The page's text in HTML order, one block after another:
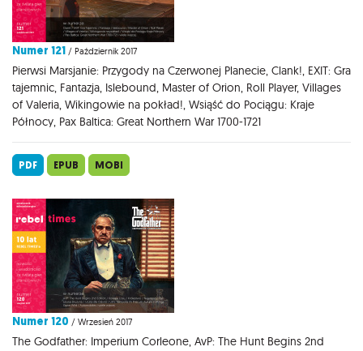
Numer 121 / Październik 2017
Pierwsi Marsjanie: Przygody na Czerwonej Planecie, Clank!, EXIT: Gra
tajemnic, Fantazja, Islebound, Master of Orion, Roll Player, Villages
of Valeria, Wikingowie na pokład!, Wsiąść do Pociągu: Kraje
Północy, Pax Baltica: Great Northern War 1700-1721
PDF EPUB MOBI
Numer 120 / Wrzesień 2017
The Godfather: Imperium Corleone, AvP: The Hunt Begins 2nd